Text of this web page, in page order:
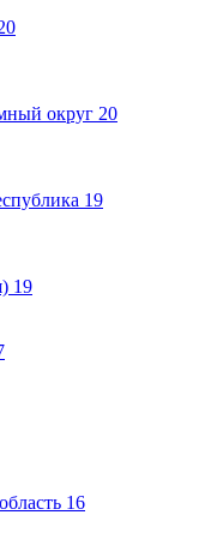
округ 20
19
19
16